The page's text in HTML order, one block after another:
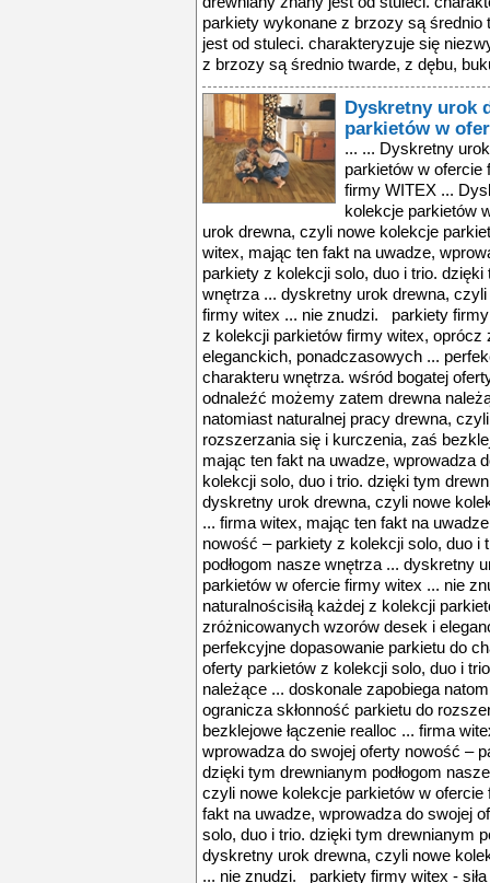
Dyskretny urok
parkietów w
... ... Dyskretny urok drewna, czyli nowe kolekcje parkietów w ofercie firmy WITEX ... parkietów w ofercie firmy WITEX ... Dyskretny urok drewna, czyli nowe kolekcje parkietów w ofercie firmy WITEX ... dyskretny urok drewna, czyli nowe kolekcje parkietów w ofercie firmy witex ... firma witex, mając ten fakt na uwadze, wprowadza do swojej oferty nowość – parkiety z kolekcji solo, duo i trio. dzięki tym drewnianym podłogom nasze wnętrza ... dyskretny urok drewna, czyli nowe kolekcje parkietów w ofercie firmy witex ... nie znudzi. parkiety firmy witex - siła naturalnościsiłą każdej z kolekcji parkietów firmy witex, oprócz zróżnicowanych wzorów desek i eleganckich, ponadczasowych ... perfekcyjne dopasowanie parkietu do charakteru wnętrza. wśród bogatej oferty parkietów z kolekcji solo, duo i trio odnaleźć możemy zatem drewna należące ... doskonale zapobiega natomiast naturalnej pracy drewna, czyli ogranicza skłonność parkietu do rozszerzania się i kurczenia, zaś bezklejowe łączenie realloc ... firma witex, mając ten fakt na uwadze, wprowadza do swojej oferty nowość – parkiety z kolekcji solo, duo i trio. dzięki tym drewnianym podłogom nasze wnętrza ... dyskretny urok drewna, czyli nowe kolekcje parkietów w ofercie firmy witex ... firma witex, mając ten fakt na uwadze, wprowadza do swojej oferty nowość – parkiety z kolekcji solo, duo i trio. dzięki tym drewnianym podłogom nasze wnętrza ... dyskretny urok drewna, czyli nowe kolekcje parkietów w ofercie firmy witex ... nie znudzi. parkiety firmy witex - siła naturalnościsiłą każdej z kolekcji parkietów firmy witex, oprócz zróżnicowanych wzorów desek i eleganckich, ponadczasowych ... perfekcyjne dopasowanie parkietu do charakteru wnętrza. wśród bogatej oferty parkietów z kolekcji solo, duo i trio odnaleźć możemy zatem drewna należące ... doskonale zapobiega natomiast naturalnej pracy drewna, czyli ogranicza skłonność parkietu do rozszerzania się i kurczenia, zaś bezklejowe łączenie realloc ... firma witex, mając ten fakt na uwadze, wprowadza do swojej oferty nowość – parkiety z kolekcji solo, duo i trio. dzięki tym drewnianym podłogom nasze wnętrza ... dyskretny urok drewna, czyli nowe kolekcje parkietów w ofercie firmy witex ... firma witex, mając ten fakt na uwadze, wprowadza do swojej oferty nowość – parkiety z kolekcji solo, duo i trio. dzięki tym drewnianym podłogom nasze wnętrza ... dyskretny urok drewna, czyli nowe kolekcje parkietów w ofercie firmy witex ... nie znudzi. parkiety firmy witex - siła naturalnościsiłą każdej z kolekcji parkietów firmy witex, oprócz zróżnicowanych wzorów desek i eleganckich, ponadczasowych ... perfekcyjne dopasowanie parkietu do charakteru wnętrza. wśród bogatej oferty parkietów z kolekcji solo, duo i trio odnaleźć możemy zatem drewna należące ... doskonale zapobiega natomiast naturalnej pracy drewna, czyli ogranicza skłonność parkietu do rozszerzania się i kurczenia, zaś bezklejowe łączenie realloc ... firma witex, mając ten fakt na uwadze, wprowadza do swojej oferty nowość – parkiety z kolekcji solo, duo i trio. dzięki tym drewnianym podłogom nasze wnętrza ... dyskretny urok drewna, czyli nowe kolekcje parkietów w ofercie firmy witex ... firma witex, mając ten fakt na uwadze, wprowadza do swojej oferty nowość – parkiety z kolekcji solo, duo i trio. dzięki tym drewnianym podłogom nasze wnętrza ... dyskretny urok drewna, czyli nowe kolekcje parkietów w ofercie firmy witex ... nie znudzi. parkiety firmy witex - siła naturalnościsiłą każdej z kolekcji parkietów firmy witex, oprócz zróżnicowanych wzorów desek i eleganckich, ponadczasowych ... perfekcyjne dopasowanie parkietu do charakteru wnętrza. wśród bogatej oferty parkietów z kolekcji solo, duo i trio odnaleźć możemy zatem drewna należące ... doskonale zapobiega natomiast naturalnej pracy drewna, czyli ogranicza skłonność parkietu do rozszerzania się i kurczenia, zaś bezklejowe łączenie realloc ... firma witex, mając ten fakt na uwadze, wprowadza do swojej